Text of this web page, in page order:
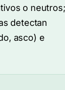
o neutros;
detectan
asco) e